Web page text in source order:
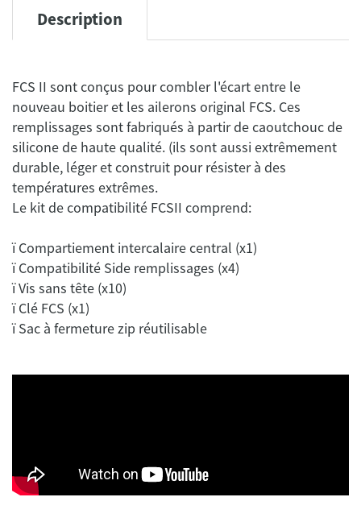
Description
FCS II sont conçus pour combler l'écart entre le
nouveau boitier et les ailerons original FCS. Ces
remplissages sont fabriqués à partir de caoutchouc de
silicone de haute qualité. (ils sont aussi extrêmement
durable, léger et construit pour résister à des
températures extrêmes.
ï Compartiement intercalaire central (x1)
ï Compatibilité Side remplissages (x4)
ï Vis sans tête (x10)
ï Clé FCS (x1)